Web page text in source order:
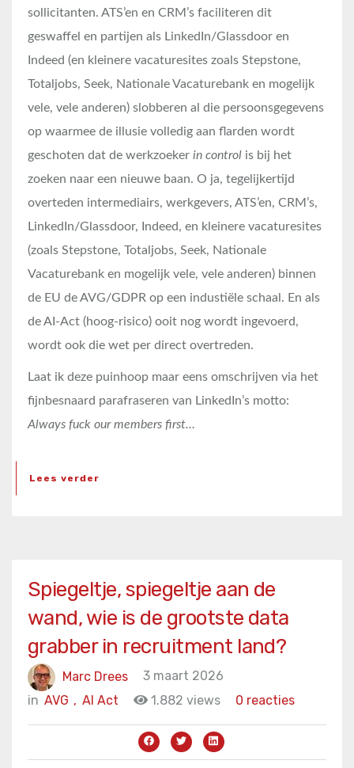
sollicitanten. ATS’en en CRM’s faciliteren dit
geswaffel en partijen als LinkedIn/Glassdoor en
Indeed (en kleinere vacaturesites zoals Stepstone,
Totaljobs, Seek, Nationale Vacaturebank en mogelijk
vele, vele anderen) slobberen al die persoonsgegevens
op waarmee de illusie volledig aan flarden wordt
geschoten dat de werkzoeker in control is bij het
zoeken naar een nieuwe baan. O ja, tegelijkertijd
overteden intermediairs, werkgevers, ATS’en, CRM’s,
LinkedIn/Glassdoor, Indeed, en kleinere vacaturesites
(zoals Stepstone, Totaljobs, Seek, Nationale
Vacaturebank en mogelijk vele, vele anderen) binnen
de EU de AVG/GDPR op een industiële schaal. En als
de AI-Act (hoog-risico) ooit nog wordt ingevoerd,
wordt ook die wet per direct overtreden.
Laat ik deze puinhoop maar eens omschrijven via het
fijnbesnaard parafraseren van LinkedIn’s motto:
Always fuck our members first…
Lees verder
Spiegeltje, spiegeltje aan de
wand, wie is de grootste data
grabber in recruitment land?
Marc Drees
3 maart 2026
in
AI Act
AVG , 1.882 views 0 reacties